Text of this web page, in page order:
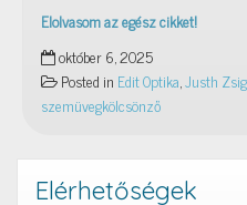
Elolvasom az egész cikket!
Szemüvegkölcsönző
a
könyvtárban!
október 6, 2025
Posted in Edit Optika,Justh
szemüvegkölcsönző
Elérhetőségek